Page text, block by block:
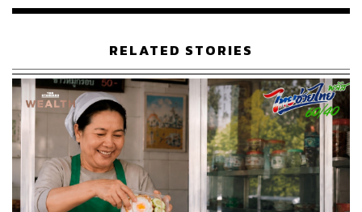
อีกทั้ง ยังได้เตรียมแคมเปญการตลาดและงบโปรโมชั่นให้
ส่วนลดค่าอาหาร และคูปองส่วนลด ให้ผู้ใช้สิทธิคนละครึ่ง
ทั้งหมดสะท้อนให้เห็นว่า LINE MAN ไม่ได้เพียงตอกย้ำ
สถานะ เบอร์ 1 คนละครึ่ง แต่ยังเดินเกมเชิงรุกด้วยกลยุทธ์ที่
เข้าใจทั้งผู้บริโภคและผู้ประกอบการ
สามารถติดตาม THE STANDARD WEALTH
ผ่านแอปพลิเคชันต่างๆ ที่คุณสะดวกหรือใช้งานอยู่แล้วได้เลย
RELATED STORIES